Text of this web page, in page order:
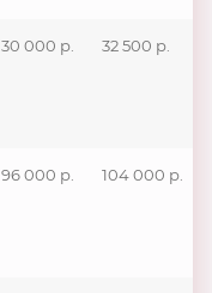
30 000 р. 32 500 р.
96 000 р. 104 000 р.